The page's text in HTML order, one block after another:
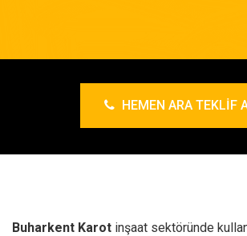
HEMEN ARA TEKLIF
Buharkent Karot inşaat sektöründe